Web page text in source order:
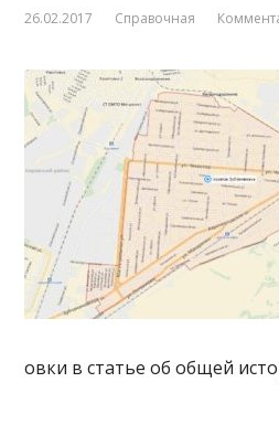
26.02.2017 Справочная
овки в статье об общей